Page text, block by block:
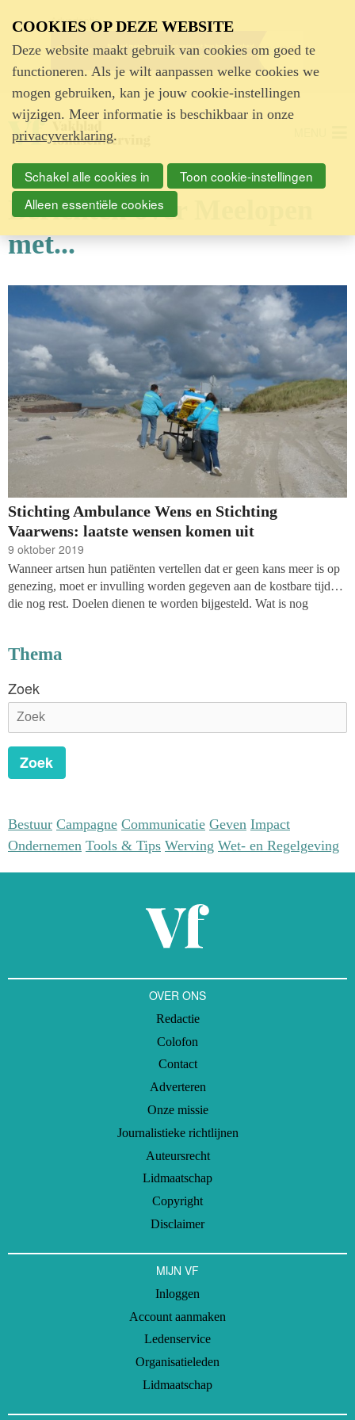
Advertentie
Berichten over Meelopen
met...
Stichting Ambulance Wens en Stichting
Vaarwens: laatste wensen komen uit
9 oktober 2019
Wanneer artsen hun patiënten vertellen dat er geen kans meer is op
genezing, moet er invulling worden gegeven aan de kostbare tijd
die nog rest. Doelen dienen te worden bijgesteld. Wat is nog
vervolgens het roer totaal om te gooien en laten inmiddels
Thema
Zoek
Zoek
Bestuur Campagne Communicatie Geven Impact
Ondernemen Tools & Tips Werving Wet- en Regelgeving
OVER ONS
Redactie
Colofon
Contact
Adverteren
Onze missie
Journalistieke richtlijnen
Auteursrecht
Lidmaatschap
Copyright
Disclaimer
MIJN VF
Inloggen
Account aanmaken
Ledenservice
Organisatieleden
Lidmaatschap
COOKIES OP DEZE WEBSITE
Deze website maakt gebruik van cookies om goed te
functioneren. Als je wilt aanpassen welke cookies we
mogen gebruiken, kan je jouw cookie-instellingen
wijzigen. Meer informatie is beschikbaar in onze
privacyverklaring.
Schakel alle cookies in
Toon cookie-instellingen
Alleen essentiële cookies